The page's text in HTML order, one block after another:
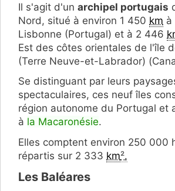
Il s'agit d'un archipel portugais
Nord, situé à environ 1 450 km à
Lisbonne (Portugal) et à 2 446
Est des côtes orientales de l'île
(Terre Neuve-et-Labrador)
Se distinguant par leurs
spectaculaires, ces neuf îles
région autonome du Portugal et
à la Macaronésie.
Elles comptent environ 250 000
répartis sur 2 333 km².
Les Baléares